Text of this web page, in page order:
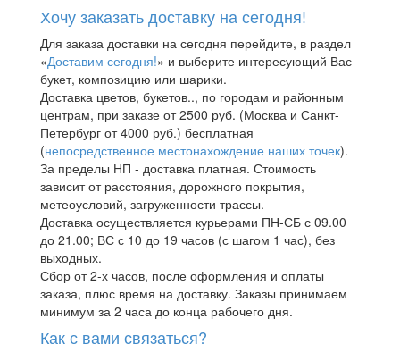
Хочу заказать доставку на сегодня!
Для заказа доставки на сегодня перейдите, в раздел
«Доставим сегодня!» и выберите интересующий Вас
букет, композицию или шарики.
Доставка цветов, букетов.., по городам и районным
центрам, при заказе от 2500 руб. (Москва и Санкт-
Петербург от 4000 руб.) бесплатная
(непосредственное местонахождение наших точек).
За пределы НП - доставка платная. Стоимость
зависит от расстояния, дорожного покрытия,
метеоусловий, загруженности трассы.
Доставка осуществляется курьерами ПН-СБ с 09.00
до 21.00; ВС с 10 до 19 часов (с шагом 1 час), без
выходных.
Сбор от 2-х часов, после оформления и оплаты
заказа, плюс время на доставку. Заказы принимаем
минимум за 2 часа до конца рабочего дня.
Как с вами связаться?